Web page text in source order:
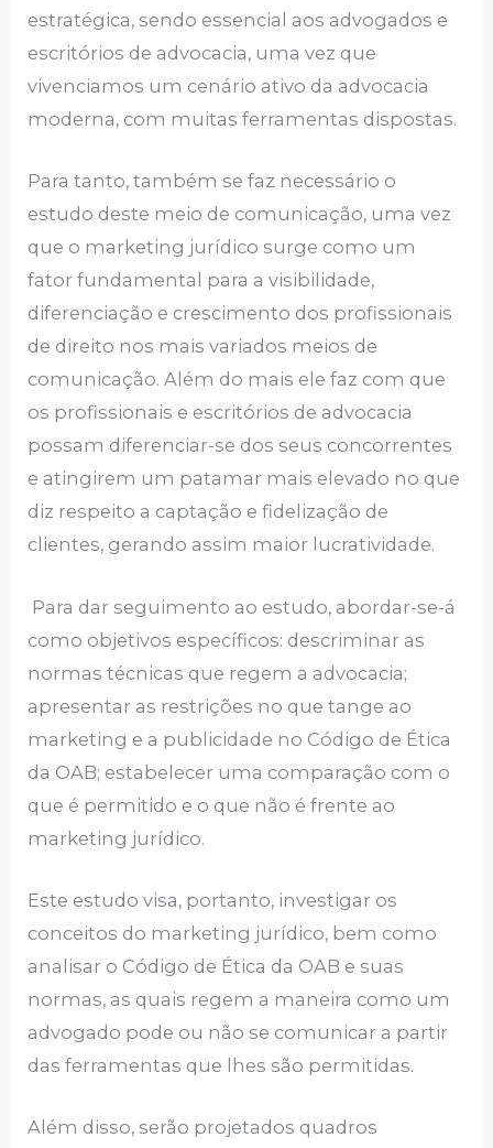
estratégica, sendo essencial aos advogados e
escritórios de advocacia, uma vez que
vivenciamos um cenário ativo da advocacia
moderna, com muitas ferramentas dispostas.
Para tanto, também se faz necessário o
estudo deste meio de comunicação, uma vez
que o marketing jurídico surge como um
fator fundamental para a visibilidade,
diferenciação e crescimento dos profissionais
de direito nos mais variados meios de
comunicação. Além do mais ele faz com que
os profissionais e escritórios de advocacia
possam diferenciar-se dos seus concorrentes
e atingirem um patamar mais elevado no que
diz respeito a captação e fidelização de
clientes, gerando assim maior lucratividade.
Para dar seguimento ao estudo, abordar-se-á
como objetivos específicos: descriminar as
normas técnicas que regem a advocacia;
apresentar as restrições no que tange ao
marketing e a publicidade no Código de Ética
da OAB; estabelecer uma comparação com o
que é permitido e o que não é frente ao
marketing jurídico.
Este estudo visa, portanto, investigar os
conceitos do marketing jurídico, bem como
analisar o Código de Ética da OAB e suas
normas, as quais regem a maneira como um
advogado pode ou não se comunicar a partir
das ferramentas que lhes são permitidas.
Além disso, serão projetados quadros